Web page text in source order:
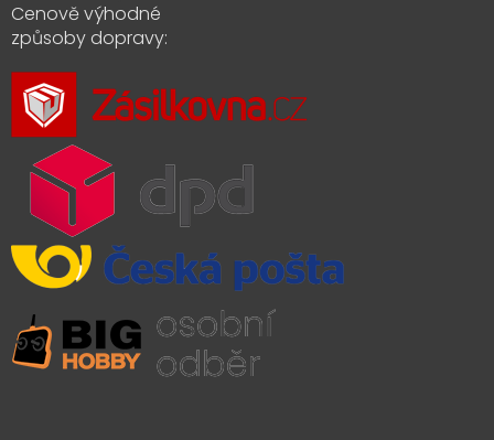
Cenově výhodné
způsoby dopravy: